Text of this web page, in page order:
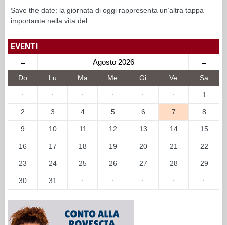
Save the date: la giornata di oggi rappresenta un’altra tappa
importante nella vita del...
EVENTI
← Agosto 2026 →
Do Lu Ma Me Gi Ve Sa
· · · · · · 1
2 3 4 5 6 7 8
9 10 11 12 13 14 15
16 17 18 19 20 21 22
23 24 25 26 27 28 29
30 31 · · · · ·